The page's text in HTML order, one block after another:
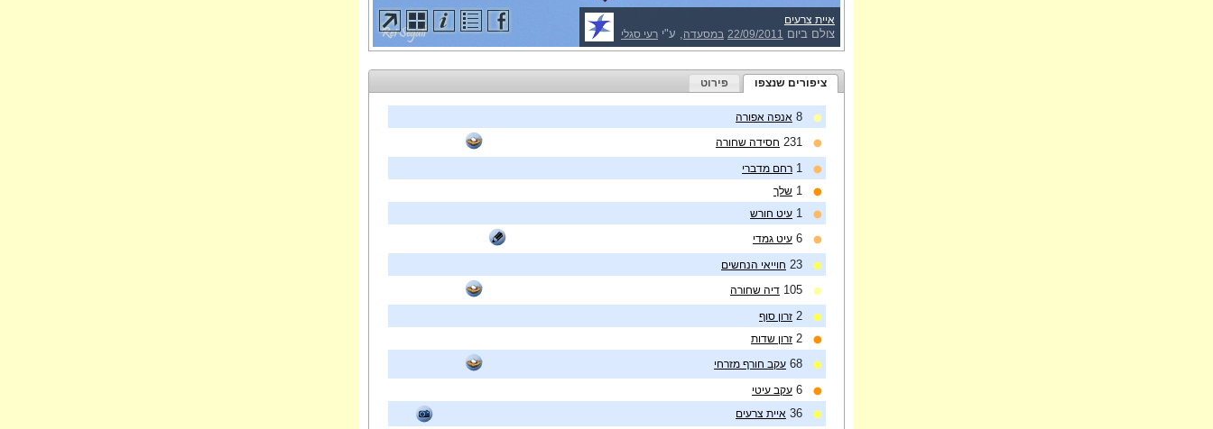
איית צרעים
צולם ביום 22/09/2011 במסעדה, ע"י רעי סגלי
ציפורים שנצפו פירוט
8 אנפה אפורה
231 חסידה שחורה
1 רחם מדברי
1 שלך
1 עיט חורש
6 עיט גמדי
23 חוייאי הנחשים
105 דיה שחורה
2 זרון סוף
2 זרון שדות
68 עקב חורף מזרחי
6 עקב עיטי
36 איית צרעים